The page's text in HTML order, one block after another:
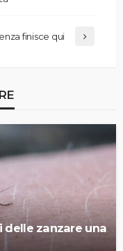
finisce qui
delle zanzare una